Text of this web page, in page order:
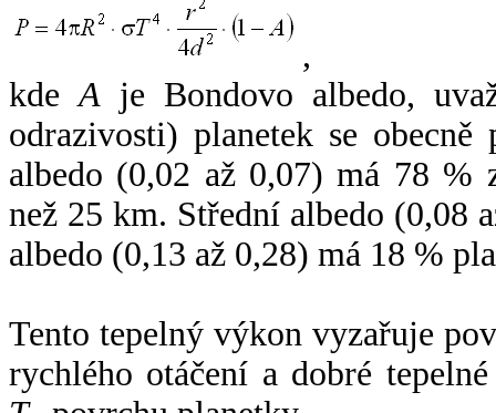
,
kdeA je Bondovo albedo,
odrazivosti) planetek se
albedo (0,02 až 0,07) má 78 %
než 25 km. Střední albedo (0,08
albedo (0,13 až 0,28) má 18 %
Tento tepelný výkon vyzařuje
rychlého otáčení a dobré